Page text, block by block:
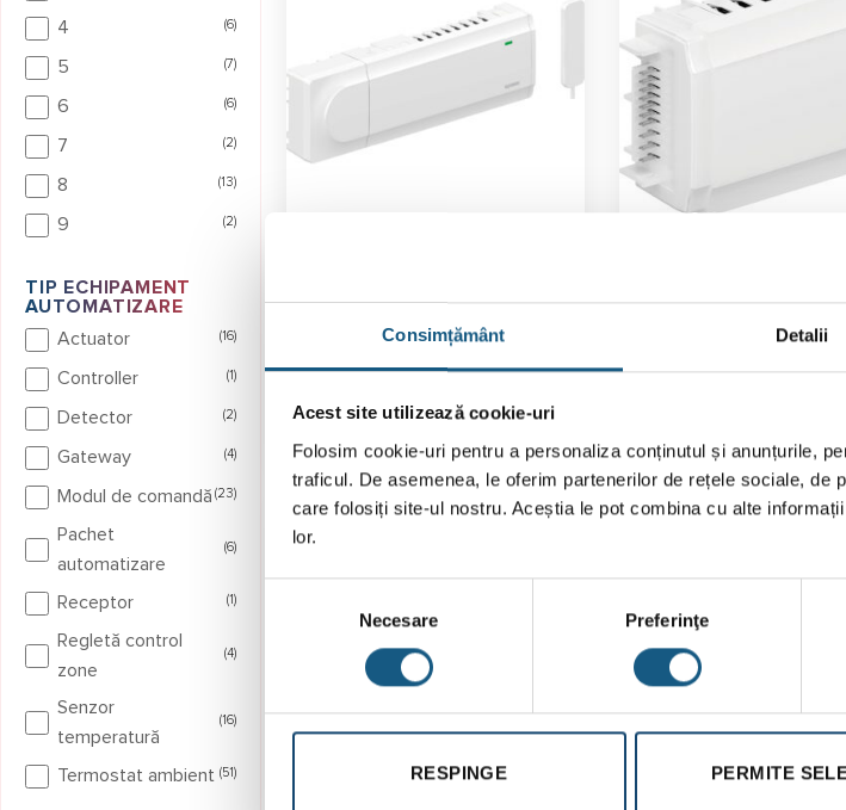
Consimțământ Detalii
Acest site utilizează cookie-uri
Folosim cookie-uri pentru a personaliza conținutul și anunțurile,
traficul. De asemenea, le oferim partenerilor de rețele sociale,
care folosiți site-ul nostru. Aceștia le pot combina cu alte
lor.
consimțământului
Necesare Preferinţe
RESPINGE PERMITE
4 (6)
5 (7)
6 (6)
7 (2)
8 (13)
9 (2)
TIP ECHIPAMENT
AUTOMATIZARE
Actuator
(16)
Controller (1)
Detector (2)
Gateway (4)
Modul de comandă (23)
Pachet
automatizare
(6)
Receptor (1)
Regletă control
zone
(4)
Senzor
temperatură
(16)
Termostat ambient (51)
X-265 6X
Evaluat la
din 5
5.0 (2 recenzii
6X
Evaluat la
5.0 (1